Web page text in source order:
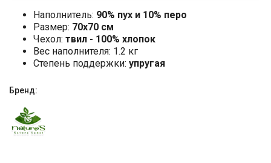
Наполнитель: 90% пух и 10% перо
Размер: 70х70 см
Чехол: твил - 100% хлопок
Вес наполнителя: 1.2 кг
Степень поддержки: упругая
Бренд: